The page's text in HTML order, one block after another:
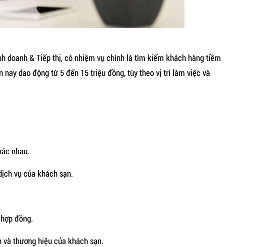
doanh & Tiếp thị, có nhiệm vụ chính là tìm kiếm khách hàng tiềm
nay dao động từ 5 đến 15 triệu đồng, tùy theo vị trí làm việc và
nhau.
vụ của khách sạn.
đồng.
thương hiệu của khách sạn.